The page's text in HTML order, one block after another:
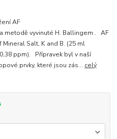
AF
metodě vyvinuté H. Ballingem . AF
Salt, K and B. (25 ml
ppm). Přípravek byl v naší
prvky, které jsou zás... celý